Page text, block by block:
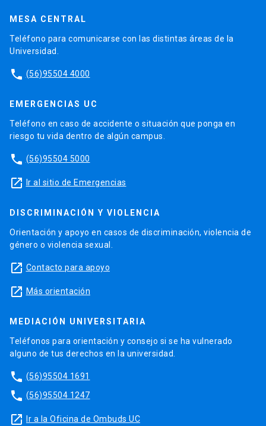
MESA CENTRAL
Teléfono para comunicarse con las distintas áreas de la
Universidad.
phone (56)95504 4000
EMERGENCIAS UC
Teléfono en caso de accidente o situación que ponga en
riesgo tu vida dentro de algún campus.
phone (56)95504 5000
launch Ir al sitio de Emergencias
DISCRIMINACIÓN Y VIOLENCIA
Orientación y apoyo en casos de discriminación, violencia de
género o violencia sexual.
launch Contacto para apoyo
launch Más orientación
MEDIACIÓN UNIVERSITARIA
Teléfonos para orientación y consejo si se ha vulnerado
alguno de tus derechos en la universidad.
phone (56)95504 1691
phone (56)95504 1247
launch Ir a la Oficina de Ombuds UC